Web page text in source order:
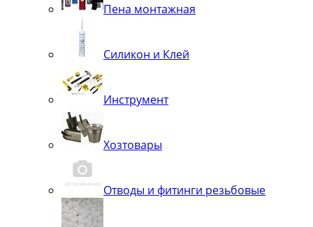
Пена монтажная
Силикон и Клей
Инструмент
Хозтовары
Отводы и фитинги резьбовые